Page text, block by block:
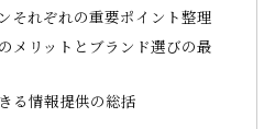
それぞれの重要ポイント整理
メリットとブランド選びの最
る情報提供の総括